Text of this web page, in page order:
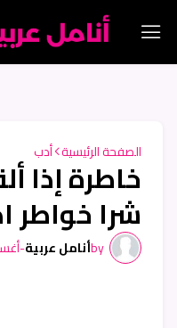
الصفحة الرئيسية أدب
خاطرة إذا
شرا خواطر
byأنامل عربية-